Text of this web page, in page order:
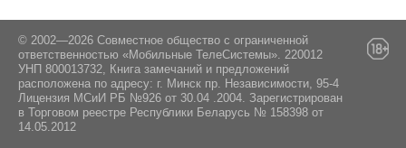
© 2002—2026 Совместное общество с ограниченной
ответственностью «Мобильные ТелеСистемы». 220012
УНП 800013732, Книга замечаний и предложений
расположена по адресу: г. Минск пр. Независимости, 95-4
Лицензия МСиИ РБ №926 от 30.04 .2004. Зарегистрирован
в Торговом реестре Республики Беларусь № 158398 от
14.05.2012